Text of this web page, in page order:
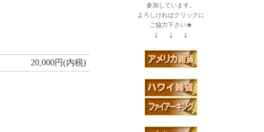
20,000円(内税)
参加しています。
よろしければクリックに
ご協力下さい★
↓ ↓ ↓